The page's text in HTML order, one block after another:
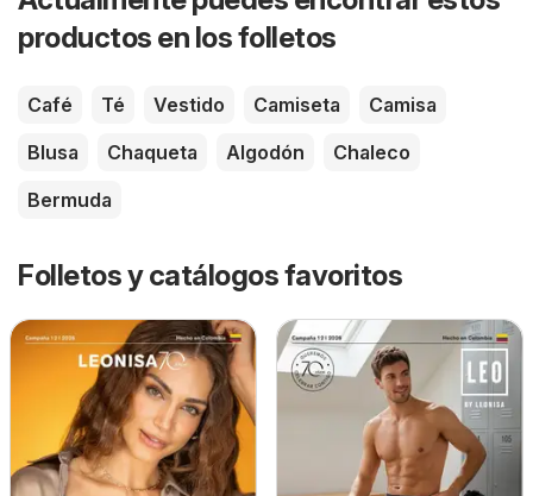
productos en los folletos
Café Té Vestido Camiseta
Camisa
Blusa
Chaqueta Algodón
Chaleco
Bermuda
Folletos y catálogos favoritos